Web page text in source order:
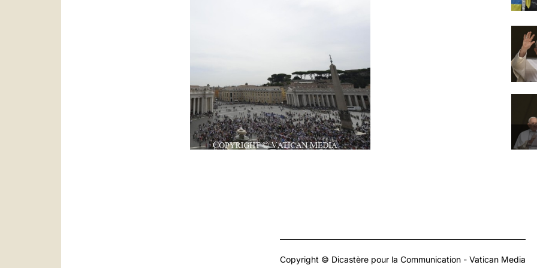
Copyright © Dicastère pour la Communication - Vatican Media